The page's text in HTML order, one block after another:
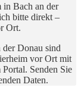
in Bach an der
bitte direkt –
Ort.
Donau sind
vor Ort mit
Senden Sie
Daten.